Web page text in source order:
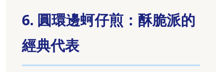
6. 圓環邊蚵仔煎：酥脆派的
經典代表